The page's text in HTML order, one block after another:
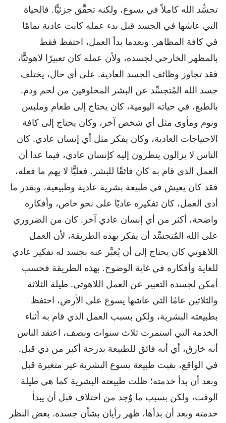
تجسُّد الله كاملاً في يسوع، ولكنه تحقَّق جزئيًّا. فالحياة
التي عاشها في الجسد قبل بدء عمله كانت عادية تمامًا
في كافة المظاهر. وبعدما بدأ العمل، احتفظ فقط
بالمظهر الخارجي لجسده، ولأن عمله كان تعبيرًا لاهوتيًّا،
فقد تجاوز وظائف الجسد العادية. على أي حال، يختلف
جسد الله المُتجسِّد عن البشر المخلوقين من لحم ودم.
بالطبع، في حياته اليومية، كان يحتاج إلى طعام وملبس
ونوم ومأوى مثل أي شخص آخر، وكان يحتاج إلى كافة
الاحتياجات العادية، وكان يفكر مثل أي إنسان عادي. كان
الناس لا يزالون ينظرون إليه كإنسان عادي، فيما عدا أن
العمل الذي قام به كان فائقًا للبشر. فعليًّا لا يهم ما فعله،
فقد كان يعيش في طبيعة بشرية عادية وطبيعية، وبقدر ما
أدى العمل، كان تفكيره عاديًا على نحو خاص، وأفكاره
واضحة، أكثر من أي إنسان عادي آخر. كان من الضروري
على الله المُتجسِّد أن يفكر بهذه الطريقة، لأن العمل
اللاهوتي كان يحتاج إلى أن يُعبَّر عنه بجسد له تفكير عادي
للغاية وأفكاره في غاية الوضوح. بهذه الطريقة فحسب
أمكن لجسده التعبير عن العمل اللاهوتي. طيلة الثلاثة
والثلاثين عامًا التي عاشها يسوع على الأرض، احتفظ
بطبيعته البشرية، ولكن بسبب العمل الذي قام به أثناء
الخدمة التي استمرت ثلاث سنوات ونصف، اعتقد الناس
أنه خارق، أي أنه فائق للطبيعة بدرجة أكبر من ذي قبل.
في الواقع، بقيت طبيعة يسوع البشرية غير متغيرة قبل
وبعد أن بدأ خدمته؛ ظلت طبيعته البشرية كما هي طيلة
الوقت، ولكن بسبب ما وُجد من اختلاف قبل أن يبدأ
خدمته وبعد أن بدأها، ظهر رأيان بشأن جسده. بغض النظر